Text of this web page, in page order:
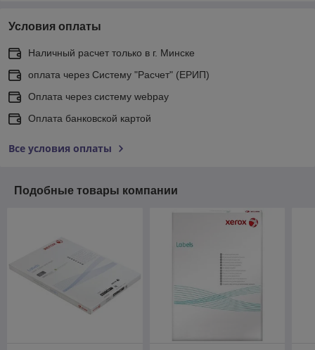
Условия оплаты
Наличный расчет только в г. Минске
оплата через Систему "Расчет" (ЕРИП)
Оплата через систему webpay
Оплата банковской картой
Все условия оплаты
Подобные товары компании